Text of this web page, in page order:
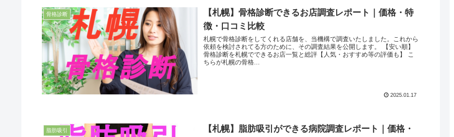
骨格診断
【札幌】骨格診断できるお店調査レポート｜価格・特
徴・口コミ比較
札幌で骨格診断をしてくれる店舗を、当機構で調査いたしました。これから
依頼を検討されてる方のために、その調査結果を公開します。 【安い順】
骨格診断を札幌でできるお店一覧と総評【人気・おすすめ等の評価も】 こ
ちらが札幌の骨格...
2025.01.17
脂肪吸引
【札幌】脂肪吸引ができる病院調査レポート｜価格・